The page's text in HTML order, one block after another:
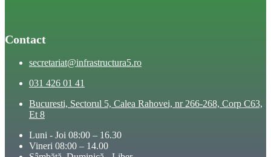
Contact
secretariat@infrastructura5.ro
031 426 01 41
Bucuresti, Sectorul 5, Calea Rahovei, nr 266-268, Corp C63,
Et 8
Luni - Joi 08:00 – 16.30
Vineri 08:00 – 14.00